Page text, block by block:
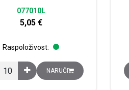
077010L
5,05 €
Raspoloživost:
Sklopka Mosaic, 10AX, 250V, 2 modula,
NARUČI